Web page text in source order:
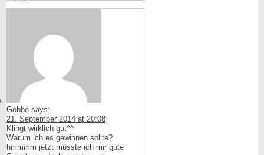
Gobbo says:
21. September 2014 at 20:08
Klingt wirklich gut^^
Warum ich es gewinnen sollte?
hmmmm jetzt müsste ich mir gute